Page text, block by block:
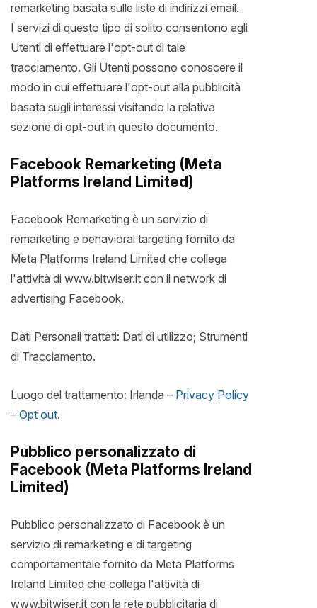
remarketing basata sulle liste di indirizzi email.
I servizi di questo tipo di solito consentono agli
Utenti di effettuare l'opt-out di tale
tracciamento. Gli Utenti possono conoscere il
modo in cui effettuare l'opt-out alla pubblicità
basata sugli interessi visitando la relativa
sezione di opt-out in questo documento.
Facebook Remarketing (Meta
Platforms Ireland Limited)
Facebook Remarketing è un servizio di
remarketing e behavioral targeting fornito da
Meta Platforms Ireland Limited che collega
l'attività di www.bitwiser.it con il network di
advertising Facebook.
Dati Personali trattati: Dati di utilizzo; Strumenti
di Tracciamento.
Luogo del trattamento: Irlanda – Privacy Policy
– Opt out.
Pubblico personalizzato di
Facebook (Meta Platforms Ireland
Limited)
Pubblico personalizzato di Facebook è un
servizio di remarketing e di targeting
comportamentale fornito da Meta Platforms
Ireland Limited che collega l'attività di
www.bitwiser.it con la rete pubblicitaria di